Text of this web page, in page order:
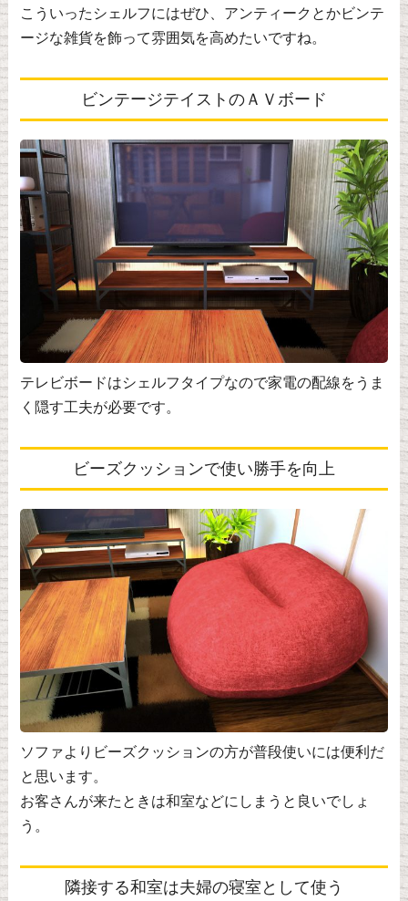
こういったシェルフにはぜひ、アンティークとかビンテ
ージな雑貨を飾って雰囲気を高めたいですね。
ビンテージテイストのＡＶボード
テレビボードはシェルフタイプなので家電の配線をうま
く隠す工夫が必要です。
ビーズクッションで使い勝手を向上
ソファよりビーズクッションの方が普段使いには便利だ
と思います。
お客さんが来たときは和室などにしまうと良いでしょ
う。
隣接する和室は夫婦の寝室として使う